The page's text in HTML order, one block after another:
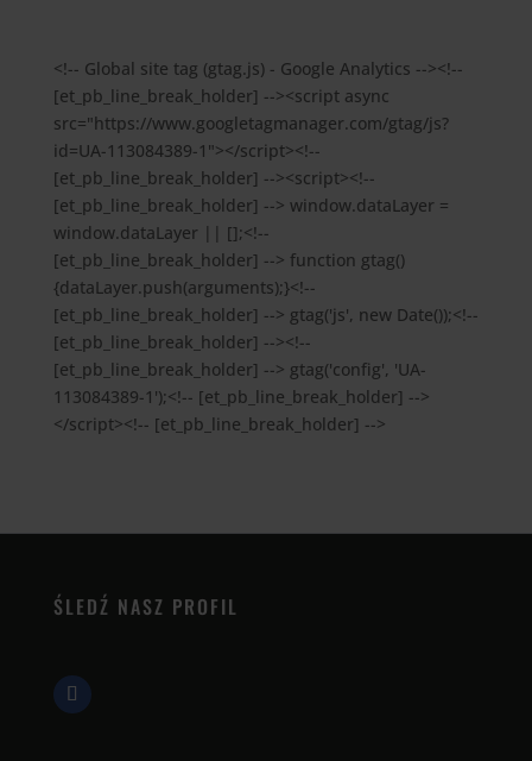
<!-- Global site tag (gtag.js) - Google Analytics --><!--
[et_pb_line_break_holder] --><script async
src="https://www.googletagmanager.com/gtag/js?
id=UA-113084389-1"></script><!--
[et_pb_line_break_holder] --><script><!--
[et_pb_line_break_holder] --> window.dataLayer =
window.dataLayer || [];<!--
[et_pb_line_break_holder] --> function gtag()
{dataLayer.push(arguments);}<!--
[et_pb_line_break_holder] --> gtag('js', new Date());<!--
[et_pb_line_break_holder] --><!--
[et_pb_line_break_holder] --> gtag('config', 'UA-
113084389-1');<!-- [et_pb_line_break_holder] -->
</script><!-- [et_pb_line_break_holder] -->
ŚLEDŹ NASZ PROFIL